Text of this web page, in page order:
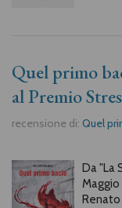
Quel primo
al Premio
recensione di: Quel
Da "La
Renato